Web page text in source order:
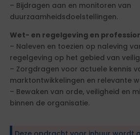
– Bijdragen aan en monitoren van
duurzaamheidsdoelstellingen.
Wet- en regelgeving en
– Naleven en toezien op naleving
regelgeving op het gebied van
– Zorgdragen voor actuele kennis
marktontwikkelingen en relevante
– Bewaken van orde, veiligheid en
binnen de organisatie.